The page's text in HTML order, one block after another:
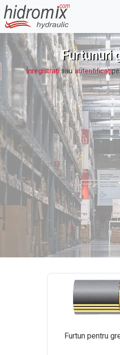
Furtunuri
Înregistrațisauautentificați
Furtun pentru